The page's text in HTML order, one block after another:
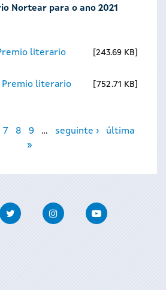
Nortear para o ano 2021
literario
243.69 KB
Premio literario
752.71 KB
7 8 9 … seguinte ›
última
»
Twitter InstagramYoutube